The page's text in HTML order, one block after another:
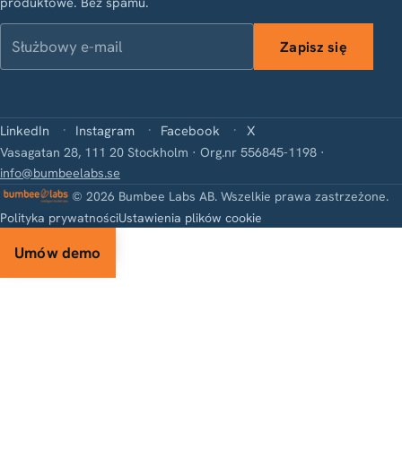
Zapisz się
LinkedIn Instagram Facebook X
Vasagatan 28, 111 20 Stockholm · Org.nr 556845-1198 ·
info@bumbeelabs.se
© 2026 Bumbee Labs AB. Wszelkie prawa zastrzeżone.
Polityka prywatnościUstawienia plików cookie
Umów demo